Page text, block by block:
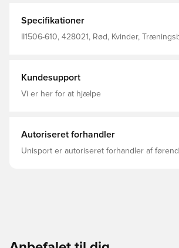
Specifikationer
II1506-610, 428021, Rød, Kvinder,
Kundesupport
Vi er her for at hjælpe
Autoriseret forhandler
Unisport er autoriseret forhandler af